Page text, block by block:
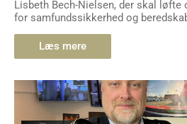
Lisbeth Bech-Nielsen, der skal løfte
for samfundssikkerhed og
Læs mere